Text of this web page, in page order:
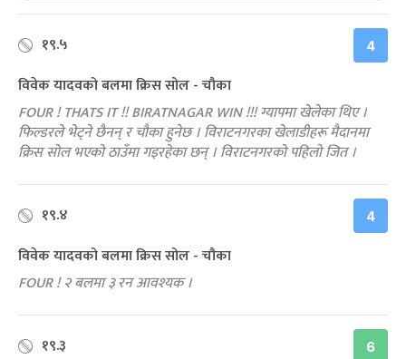
१९.५ 4
विवेक यादवको बलमा क्रिस सोल - चौका
FOUR ! THATS IT !! BIRATNAGAR WIN !!! ग्यापमा खेलेका थिए ।
फिल्डरले भेट्ने छैनन् र चौका हुनेछ । विराटनगरका खेलाडीहरू मैदानमा
क्रिस सोल भएको ठाउँमा गइरहेका छन् । विराटनगरको पहिलो जित ।
१९.४ 4
विवेक यादवको बलमा क्रिस सोल - चौका
FOUR ! २ बलमा ३ रन आवश्यक ।
१९.३ 6